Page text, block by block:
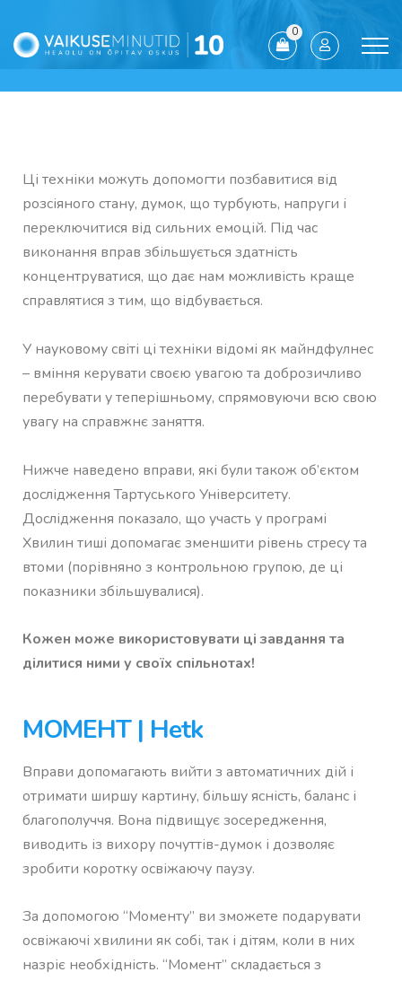
0
Ці техніки можуть допомогти позбавитися від
розсіяного стану, думок, що турбують, напруги і
переключитися від сильних емоцій. Під час
виконання вправ збільшується здатність
концентруватися, що дає нам можливість краще
справлятися з тим, що відбувається.
У науковому світі ці техніки відомі як майндфулнес
– вміння керувати своєю увагою та доброзичливо
перебувати у теперішньому, спрямовуючи всю свою
увагу на справжнє заняття.
Нижче наведено вправи, які були також об’єктом
дослідження Тартуського Університету.
Дослідження показало, що участь у програмі
Хвилин тиші допомагає зменшити рівень стресу та
втоми (порівняно з контрольною групою, де ці
показники збільшувалися).
Кожен може використовувати ці завдання та
ділитися ними у своїх спільнотах!
МОМЕНТ | Hetk
Вправи допомагають вийти з автоматичних дій і
отримати ширшу картину, більшу ясність, баланс і
благополуччя. Вона підвищує зосередження,
виводить із вихору почуттів-думок і дозволяє
зробити коротку освіжаючу паузу.
За допомогою “Моменту” ви зможете подарувати
освіжаючі хвилини як собі, так і дітям, коли в них
назріє необхідність. “Момент” складається з